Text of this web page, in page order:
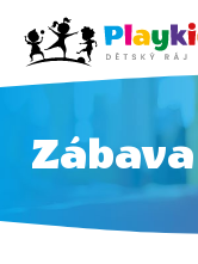
Zábava